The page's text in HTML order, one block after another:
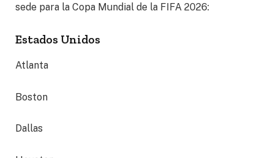
sede para la Copa Mundial de la FIFA 2026:
Estados Unidos
Atlanta
Boston
Dallas